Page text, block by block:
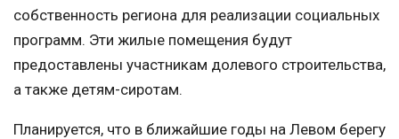
собственность региона для реализации социальных
программ. Эти жилые помещения будут
предоставлены участникам долевого строительства,
а также детям-сиротам.
Планируется, что в ближайшие годы на Левом берегу